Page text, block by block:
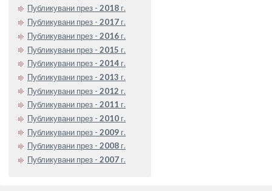
Публикувани през - 2018 г.
Публикувани през - 2017 г.
Публикувани през - 2016 г.
Публикувани през - 2015 г.
Публикувани през - 2014 г.
Публикувани през - 2013 г.
Публикувани през - 2012 г.
Публикувани през - 2011 г.
Публикувани през - 2010 г.
Публикувани през - 2009 г.
Публикувани през - 2008 г.
Публикувани през - 2007 г.